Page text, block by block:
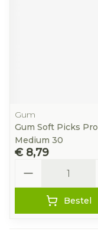
Gum
Gum Soft Picks Pro
Medium 30
€ 8,79
Bestel